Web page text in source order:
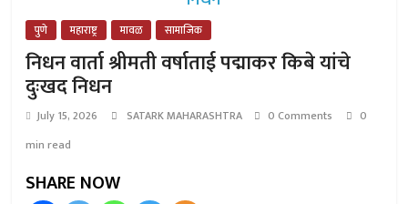
पुणे महाराष्ट्र मावळ सामाजिक
निधन वार्ता श्रीमती वर्षाताई पद्माकर किबे यांचे
दुःखद निधन
July 15, 2026 SATARK MAHARASHTRA 0 Comments
0
min read
SHARE NOW